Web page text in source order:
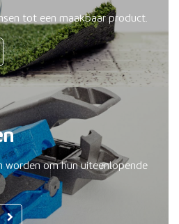
tot een maakbaar product.
worden om hun uiteenlopende